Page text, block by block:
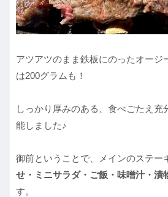
アツアツのまま鉄板にのったオージ
は200グラムも！
しっかり厚みのある、食べごたえ充
能しました♪
御前ということで、メインのステー
せ・ミニサラダ・ご飯・味噌汁・漬
す。